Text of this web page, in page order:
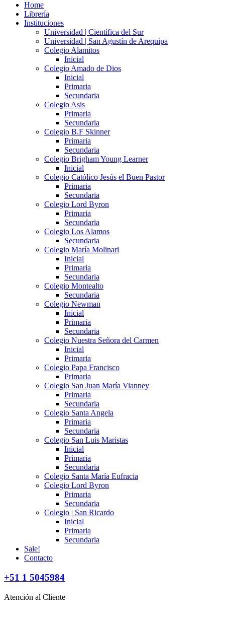
Home
Librería
Instituciones
Universidad | Científica del Sur
Universidad | San Agustín de Arequipa
Colegio Alamitos
Inicial
Colegio Amado de Dios
Inicial
Primaria
Secundaria
Colegio Asis
Primaria
Secundaria
Colegio B.F Skinner
Primaria
Secundaria
Colegio Brigham Young Learner
Inicial
Colegio Católico Jesús el Buen Pastor
Primaria
Secundaria
Colegio Lord Byron
Primaria
Secundaria
Colegio Los Alamos
Secundaria
Colegio María Molinari
Inicial
Primaria
Secundaria
Colegio Montealto
Secundaria
Colegio Newman
Inicial
Primaria
Secundaria
Colegio Nuestra Señora del Carmen
Inicial
Primaria
Colegio Papa Francisco
Primaria
Colegio San Juan María Vianney
Primaria
Secundaria
Colegio Santa Angela
Primaria
Secundaria
Colegio San Luis Maristas
Inicial
Primaria
Secundaria
Colegio Santa María Eufracia
Colegio Lord Byron
Primaria
Secundaria
Colegio | San Ricardo
Inicial
Primaria
Secundaria
Sale!
Contacto
+51 1 5045984
Atención al Cliente